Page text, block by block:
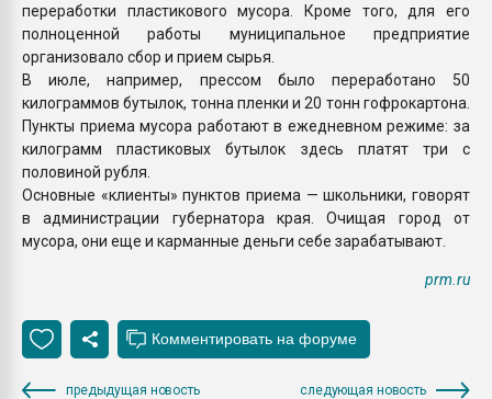
переработки пластикового мусора. Кроме того, для его
полноценной работы муниципальное предприятие
организовало сбор и прием сырья.
В июле, например, прессом было переработано 50
килограммов бутылок, тонна пленки и 20 тонн гофрокартона.
Пункты приема мусора работают в ежедневном режиме: за
килограмм пластиковых бутылок здесь платят три с
половиной рубля.
Основные «клиенты» пунктов приема — школьники, говорят
в администрации губернатора края. Очищая город от
мусора, они еще и карманные деньги себе зарабатывают.
prm.ru
предыдущая новость следующая новость